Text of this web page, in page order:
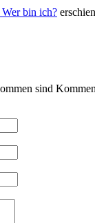
bin ich?
sind